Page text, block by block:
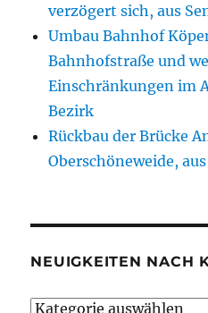
verzögert sich, aus
Umbau Bahnhof
Bahnhofstraße und
Einschränkungen im
Bezirk
Rückbau der Brücke
Oberschöneweide,
NEUIGKEITEN NACH
Neuigkeiten